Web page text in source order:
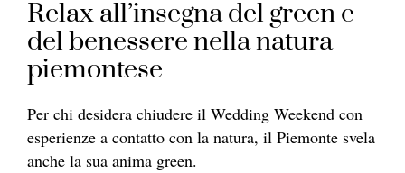
Relax all’insegna del green e
del benessere nella natura
piemontese
Per chi desidera chiudere il Wedding Weekend con
esperienze a contatto con la natura, il Piemonte svela
anche la sua anima green.